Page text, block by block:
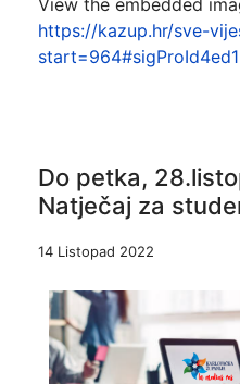
https://kazup.hr/sve-
Do petka,
Natječaj za
14 Listopad 2022